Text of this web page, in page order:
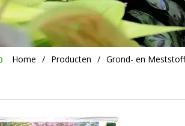
Home Producten Grond- en